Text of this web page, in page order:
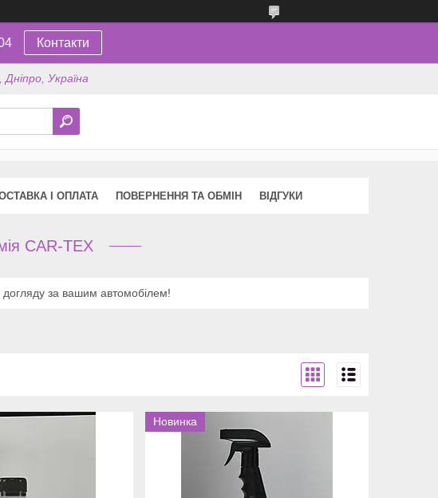
Контакти
Україна
І ОПЛАТА ПОВЕРНЕННЯ ТА ОБМІН ВІДГУКИ
CAR-TEX
догляду за вашим автомобілем!
Новинка